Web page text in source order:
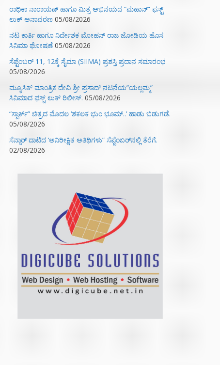
ರಾಧಿಕಾ ನಾರಾಯಣ್ ಹಾಗೂ ಮಿತ್ರ ಅಭಿನಯದ “ಮಹಾನ್” ಫಸ್ಟ್
ಲುಕ್ ಅನಾವರಣ 05/08/2026
ನಟ ಕಾರ್ತಿ ಹಾಗೂ ನಿರ್ದೇಶಕ ಮೋಹನ್ ರಾಜ ಜೋಡಿಯ ಹೊಸ
ಸಿನಿಮಾ ಘೋಷಣೆ 05/08/2026
ಸೆಪ್ಟೆಂಬರ್ 11, 12ಕ್ಕೆ ಸೈಮಾ (SIIMA) ಪ್ರಶಸ್ತಿ ಪ್ರದಾನ ಸಮಾರಂಭ
05/08/2026
ಮ್ಯೂಸಿಕ್‌ ಮಾಂತ್ರಿಕ ದೇವಿ ಶ್ರೀ ಪ್ರಸಾದ್ ನಟನೆಯ”ಯಲ್ಲಮ್ಮ”
ಸಿನಿಮಾದ ಫಸ್ಟ್‌ ಲುಕ್‌ ರಿಲೀಸ್. 05/08/2026
“ಸ್ಪಾರ್ಕ್” ಚಿತ್ರದ ಮೊದಲ‌ ‘ಶಕಲಕ ಭುಂ‌ ಭೂಮ್..’ ಹಾಡು ಬಿಡುಗಡೆ.
05/08/2026
ಸೆನ್ಸಾರ್ ದಾಟಿದ ‘ಅನಿರೀಕ್ಷಿತ ಅತಿಥಿಗಳು” ಸೆಪ್ಟೆಂಬರ್‌ನಲ್ಲಿ ತೆರೆಗೆ.
02/08/2026